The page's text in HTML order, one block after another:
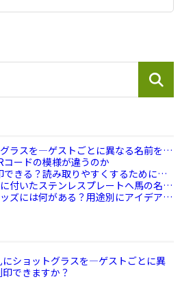
ラスを―ゲストごとに異なる名前を刻
ードの模様が違うのか
きる？読み取りやすくするために試
付いたステンレスプレートへ馬の名前
ズには何がある？用途別にアイデアを
にショットグラスを―ゲストごとに異
できますか？